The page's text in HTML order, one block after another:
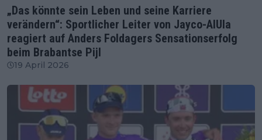
„Das könnte sein Leben und seine Karriere
verändern“: Sportlicher Leiter von Jayco-AlUla
reagiert auf Anders Foldagers Sensationserfolg
beim Brabantse Pijl
19 April 2026